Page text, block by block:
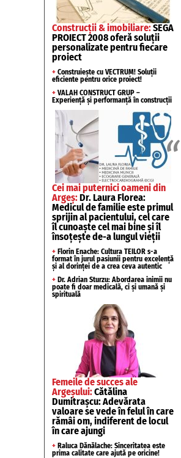
Construcții & imobiliare:SEGA
PROIECT 2008 oferă soluții
personalizate pentru fiecare
proiect
+ Construiește cu VECTRUM! Soluții
eficiente pentru orice proiect!
+ VALAH CONSTRUCT GRUP –
Experiență și performanță în construcții
Cei mai puternici oameni din
Argeș:Dr. Laura Florea:
Medicul de familie este primul
sprijin al pacientului, cel care
îl cunoaște cel mai bine și îl
însoțește de-a lungul vieții
+ Florin Enache: Cultura TEILOR s-a
format în jurul pasiunii pentru excelență
și al dorinței de a crea ceva autentic
+ Dr. Adrian Sturzu: Abordarea inimii nu
poate fi doar medicală, ci și umană și
spirituală
Femeile de succes ale
Argeșului:Cătălina
Dumitrașcu: Adevărata
valoare se vede în felul în care
rămâi om, indiferent de locul
în care ajungi
+ Raluca Dănălache: Sinceritatea este
prima calitate care ajută pe oricine!